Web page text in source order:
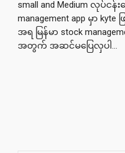
small and Medium လုပ်
management app မှာ
အရ မြန်မာ stock
အတွက် အဆင်မပြေလှပါ...